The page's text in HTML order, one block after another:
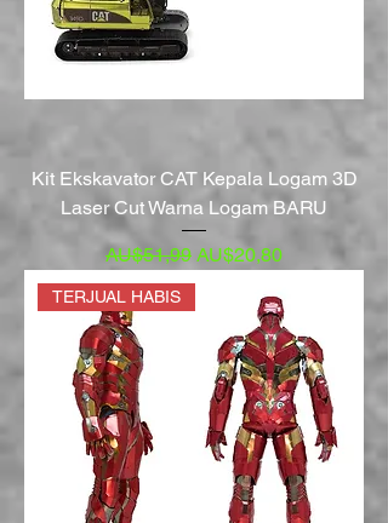
Kit Ekskavator CAT Kepala Logam 3D
Laser Cut Warna Logam BARU
Harga Reguler
AU$51,99 Harga Promosi
AU$20,80
TERJUAL HABIS